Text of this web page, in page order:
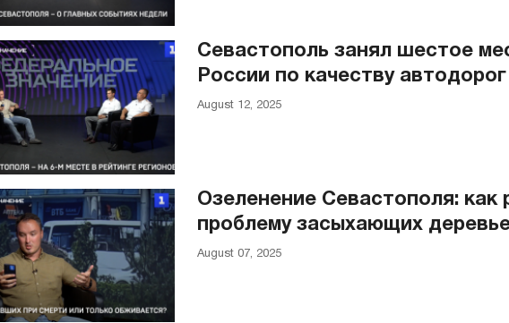
Севастополь занял шестое
России по качеству автодорог
August 12, 2025
Озеленение Севастополя: как
проблему засыхающих
August 07, 2025